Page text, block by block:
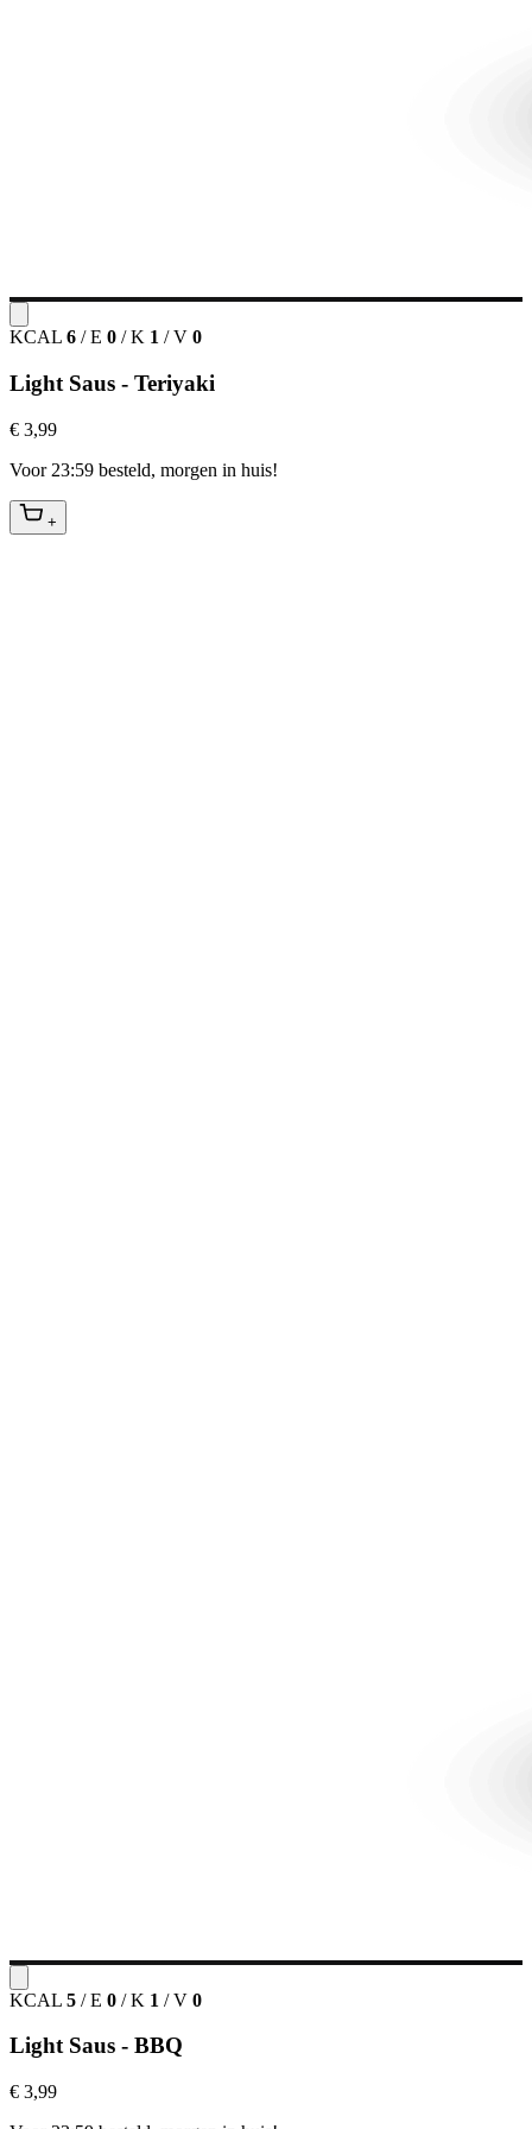
KCAL 6 / E 0 / K 1 / V 0
Light Saus - Teriyaki
€ 3,99
Voor 23:59 besteld, morgen in huis!
+
KCAL 5 / E 0 / K 1 / V 0
Light Saus - BBQ
€ 3,99